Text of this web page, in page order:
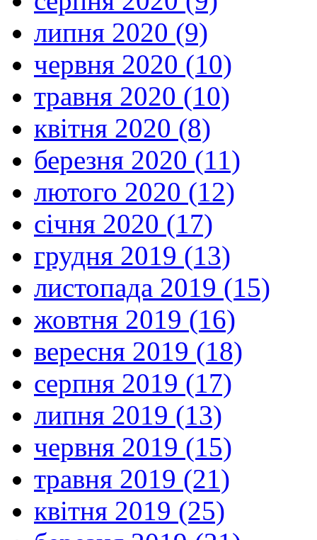
липня 2020 (9)
червня 2020 (10)
травня 2020 (10)
квітня 2020 (8)
березня 2020 (11)
лютого 2020 (12)
січня 2020 (17)
грудня 2019 (13)
листопада 2019 (15)
жовтня 2019 (16)
вересня 2019 (18)
серпня 2019 (17)
липня 2019 (13)
червня 2019 (15)
травня 2019 (21)
квітня 2019 (25)